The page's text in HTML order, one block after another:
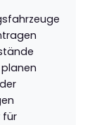
für